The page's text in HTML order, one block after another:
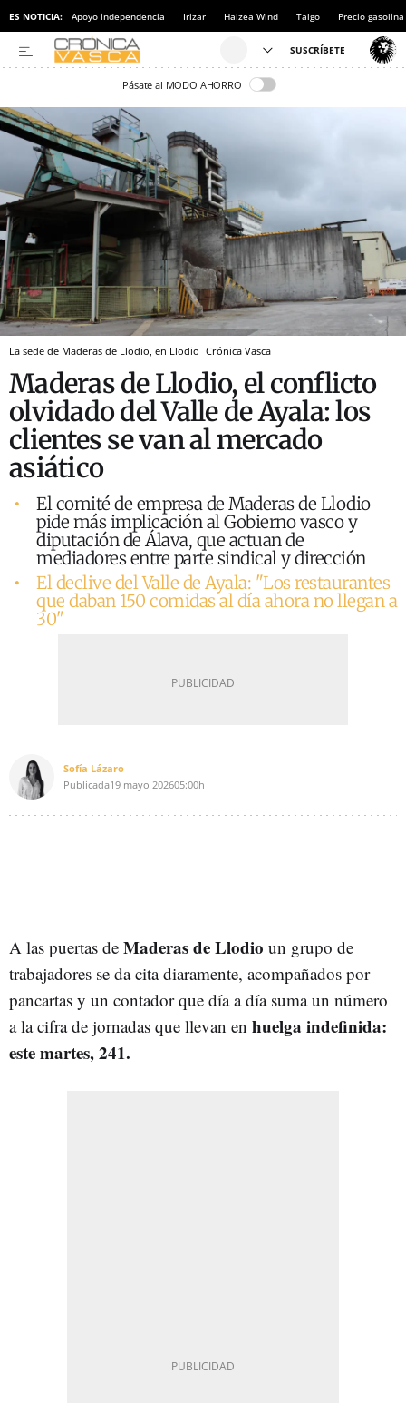
ES NOTICIA: Apoyo independencia Irizar Haizea Wind Talgo Precio gasolina
Pásate al MODO AHORRO
La sede de Maderas de Llodio, en Llodio Crónica Vasca
Maderas de Llodio, el conflicto
olvidado del Valle de Ayala: los
clientes se van al mercado
asiático
El comité de empresa de Maderas de Llodio
pide más implicación al Gobierno vasco y
diputación de Álava, que actuan de
mediadores entre parte sindical y dirección
El declive del Valle de Ayala: "Los restaurantes
que daban 150 comidas al día ahora no llegan a
30"
Sofía Lázaro
Publicada19 mayo 202605:00h
A las puertas de Maderas de Llodio un grupo de
trabajadores se da cita diaramente, acompañados por
pancartas y un contador que día a día suma un número
a la cifra de jornadas que llevan en huelga indefinida:
este martes, 241.